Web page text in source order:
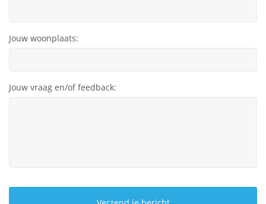
Jouw woonplaats:
Jouw vraag en/of feedback: